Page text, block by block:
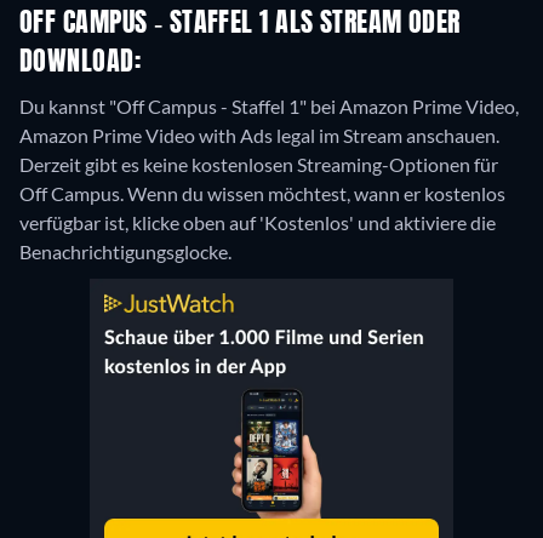
OFF CAMPUS - STAFFEL 1 ALS STREAM ODER
DOWNLOAD:
Du kannst "Off Campus - Staffel 1" bei Amazon Prime Video,
Amazon Prime Video with Ads legal im Stream anschauen.
Derzeit gibt es keine kostenlosen Streaming-Optionen für
Off Campus. Wenn du wissen möchtest, wann er kostenlos
verfügbar ist, klicke oben auf 'Kostenlos' und aktiviere die
Benachrichtigungsglocke.